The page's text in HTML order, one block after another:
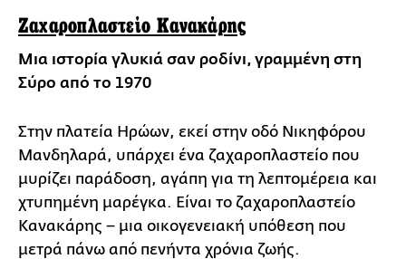
Ζαχαροπλαστείο Κανακάρης
Μια ιστορία γλυκιά σαν ροδίνι, γραμμένη στη
Σύρο από το 1970
Στην πλατεία Ηρώων, εκεί στην οδό Νικηφόρου
Μανδηλαρά, υπάρχει ένα ζαχαροπλαστείο που
μυρίζει παράδοση, αγάπη για τη λεπτομέρεια και
χτυπημένη μαρέγκα. Είναι το ζαχαροπλαστείο
Κανακάρης − μια οικογενειακή υπόθεση που
μετρά πάνω από πενήντα χρόνια ζωής.